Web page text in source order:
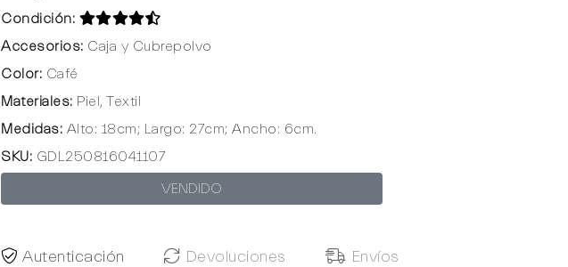
Condición:
Accesorios: Caja y Cubrepolvo
Color: Café
Materiales: Piel, Textil
Medidas: Alto: 18cm; Largo: 27cm; Ancho: 6cm.
SKU: GDL250816041107
VENDIDO
Autenticación Devoluciones
Envíos